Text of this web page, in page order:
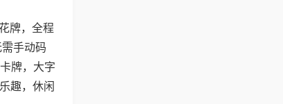
牌，全程
手动码
牌，大字
趣，休闲